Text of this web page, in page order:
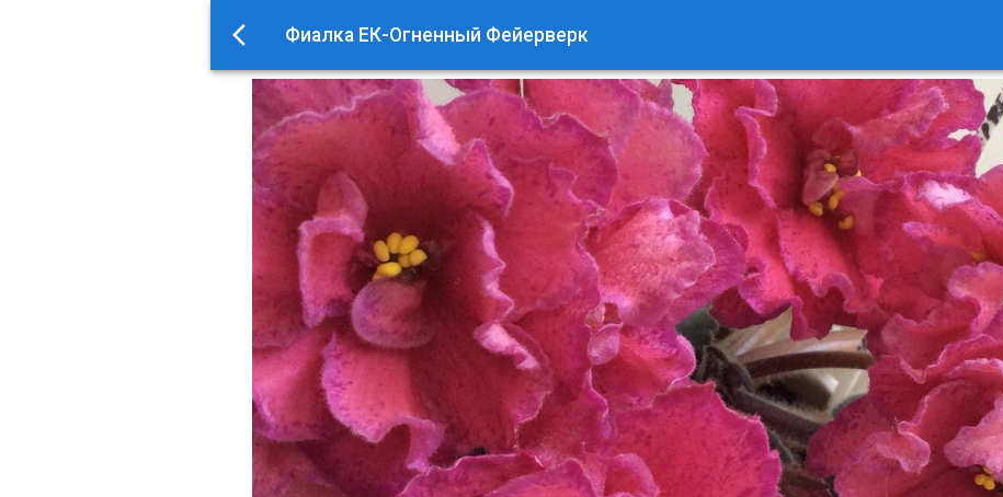
Фиалка ЕК-Огненный Фейерверк